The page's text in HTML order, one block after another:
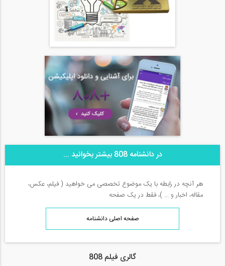
در دانشنامه 808 بیشتر بخوانید ...
هر آنچه در رابطه با یک موضوع تخصصی می خواهید ( فیلم، عکس،
مقاله، اخبار و ... )، فقط در یک صفحه
صفحه اصلی دانشنامه
گالری فیلم 808